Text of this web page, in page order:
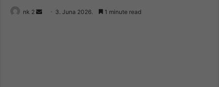
nk 2
Send 3. Juna 2026. 1 minute read